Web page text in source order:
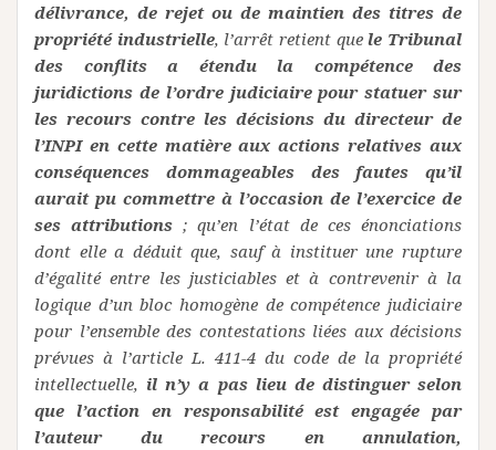
délivrance, de rejet ou de maintien des titres de
propriété industrielle, l’arrêt retient quele Tribunal
des conflits a étendu la compétence des
juridictions de l’ordre judiciaire pour statuer sur
les recours contre les décisions du directeur de
l’INPI en cette matière aux actions relatives aux
conséquences dommageables des fautes qu’il
aurait pu commettre à l’occasion de l’exercice de
ses attributions; qu’en l’état de ces énonciations
dont elle a déduit que, sauf à instituer une rupture
d’égalité entre les justiciables et à contrevenir à la
logique d’un bloc homogène de compétence judiciaire
pour l’ensemble des contestations liées aux décisions
prévues à l’article L. 411-4 du code de la propriété
intellectuelle, il n’y a pas lieu de distinguer selon
que l’action en responsabilité est engagée par
l’auteur du recours en annulation,